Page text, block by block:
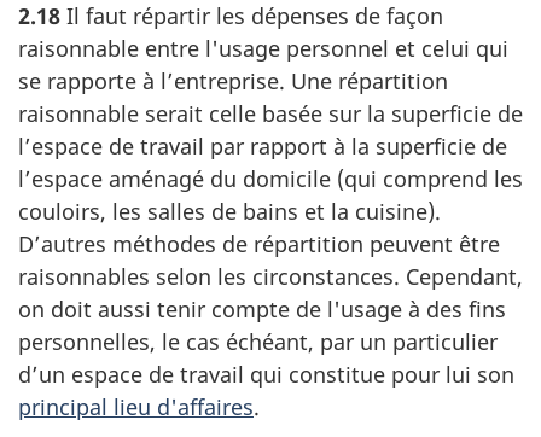
2.18 Il faut répartir les dépenses de façon
raisonnable entre l'usage personnel et celui qui
se rapporte à l’entreprise. Une répartition
raisonnable serait celle basée sur la superficie de
l’espace de travail par rapport à la superficie de
l’espace aménagé du domicile (qui comprend les
couloirs, les salles de bains et la cuisine).
D’autres méthodes de répartition peuvent être
raisonnables selon les circonstances. Cependant,
on doit aussi tenir compte de l'usage à des fins
personnelles, le cas échéant, par un particulier
d’un espace de travail qui constitue pour lui son
principal lieu d'affaires.